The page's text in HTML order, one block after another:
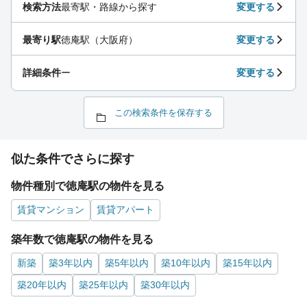
検索方法最寄駅・路線から探す 変更する
最寄り駅徳庵駅（大阪府） 変更する
詳細条件ー 変更する
この検索条件を保存する
似た条件でさらに探す
物件種別で徳庵駅の物件を見る
賃貸マンション 賃貸アパート
築年数で徳庵駅の物件を見る
新築 築3年以内 築5年以内 築10年以内
築15年以内
築20年以内
築25年以内 築30年以内